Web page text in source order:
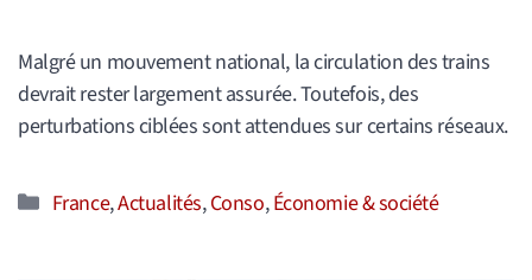
Malgré un mouvement national, la circulation des trains
devrait rester largement assurée. Toutefois, des
perturbations ciblées sont attendues sur certains réseaux.
Catégories
France,Actualités,Conso,Économie & société